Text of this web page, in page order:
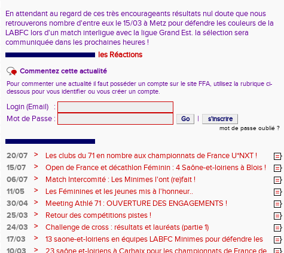
En attendant au regard de ces très encourageants résultats nul doute que nous
retrouverons nombre d'entre eux le 15/03 à Metz pour défendre les couleurs de la
LABFC lors d'un match interligue avec la ligue Grand Est. la sélection sera
communiquée dans les prochaines heures !
les Réactions
Commentez cette actualité
Pour commenter une actualité il faut posséder un compte sur le site FFA, utilisez la rubrique ci-
dessous pour vous identifier ou vous créer un compte.
Login (Email)
:
Mot de Passe : |
mot de passe oublié ?
20/07 >
Les clubs du 71 en nombre aux championnats de France U*NXT !
15/07
>
Open de France et décathlon Féminin : 4 Saône-et-loiriens à Blois !
06/07
>
Match Intercomité : Les Minimes l'ont (re)fait !
11/05
>
Les Féminines et les jeunes mis à l'honneur..
30/04
>
Meeting Athlé 71 : OUVERTURE DES ENGAGEMENTS !
25/03
>
Retour des compétitions pistes !
24/03
>
Challenge de cross : résultats et lauréats (partie 1)
17/03
>
13 saone-et-loiriens en équipes LABFC Minimes pour défendre les
couleurs de la Ligue à Metz
>